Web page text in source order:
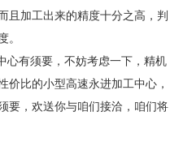
且加工出来的精度十分之高，判
。
心有须要，不妨考虑一下，精机
价比的小型高速永进加工中心，
要，欢送你与咱们接洽，咱们将